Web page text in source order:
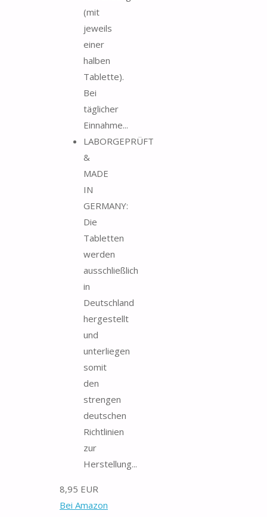
(mit
jeweils
einer
halben
Tablette).
Bei
täglicher
Einnahme...
LABORGEPRÜFT
&
MADE
IN
GERMANY:
Die
Tabletten
werden
ausschließlich
in
Deutschland
hergestellt
und
unterliegen
somit
den
strengen
deutschen
Richtlinien
zur
Herstellung...
8,95 EUR
Bei Amazon